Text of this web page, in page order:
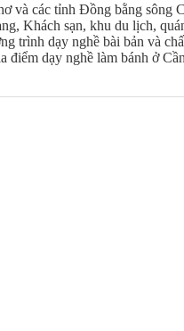
và các tỉnh Đồng bằng
Khách sạn, khu du lịch,
trình dạy nghề bài bản và
dạy nghề làm bánh ở